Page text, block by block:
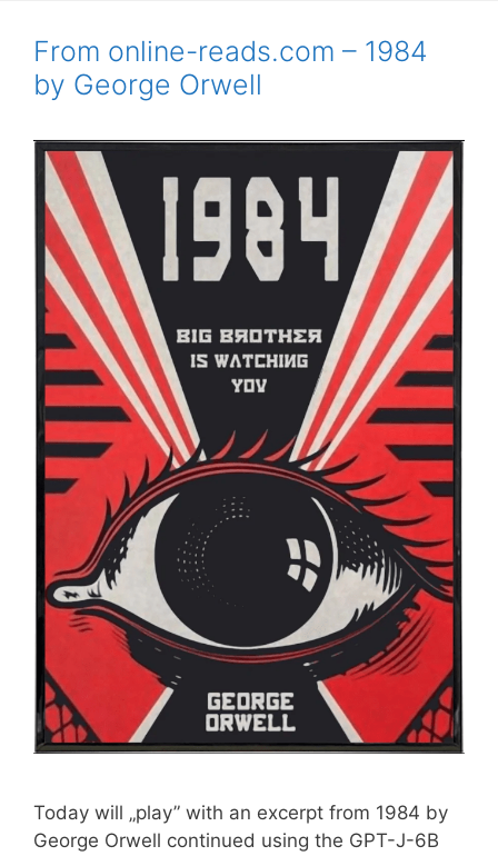
From online-reads.com – 1984
by George Orwell
Today will „play” with an excerpt from 1984 by
George Orwell continued using the GPT-J-6B